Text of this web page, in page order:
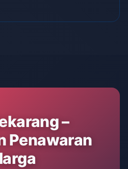
–
Penawaran